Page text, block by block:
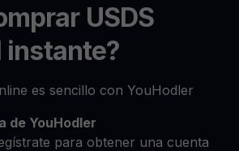
USDS
instante?
es sencillo con YouHodler
de YouHodler
para obtener una cuenta